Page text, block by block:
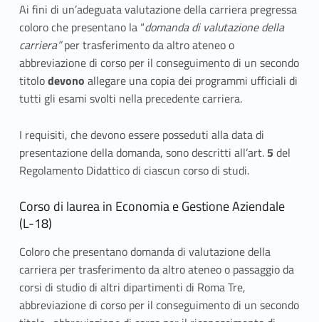
Ai fini di un’adeguata valutazione della carriera pregressa
coloro che presentano la “domanda di valutazione della
carriera”per trasferimento da altro ateneo o
abbreviazione di corso per il conseguimento di un secondo
titolodevono allegare una copia dei programmi ufficiali di
tutti gli esami svolti nella precedente carriera.
I requisiti, che devono essere posseduti alla data di
presentazione della domanda, sono descritti all’art. 5 del
Regolamento Didattico di ciascun corso di studi.
Corso di laurea in Economia e Gestione Aziendale
(L-18)
Coloro che presentano domanda di valutazione della
carriera per trasferimento da altro ateneo o passaggio da
corsi di studio di altri dipartimenti di Roma Tre,
abbreviazione di corso per il conseguimento di un secondo